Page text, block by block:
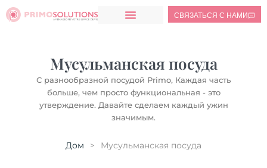
СВЯЗАТЬСЯ С НАМИ
Мусульманская посуда
С разнообразной посудой Primo, Каждая часть
больше, чем просто функциональная - это
утверждение. Давайте сделаем каждый ужин
значимым.
Дом > Мусульманская посуда